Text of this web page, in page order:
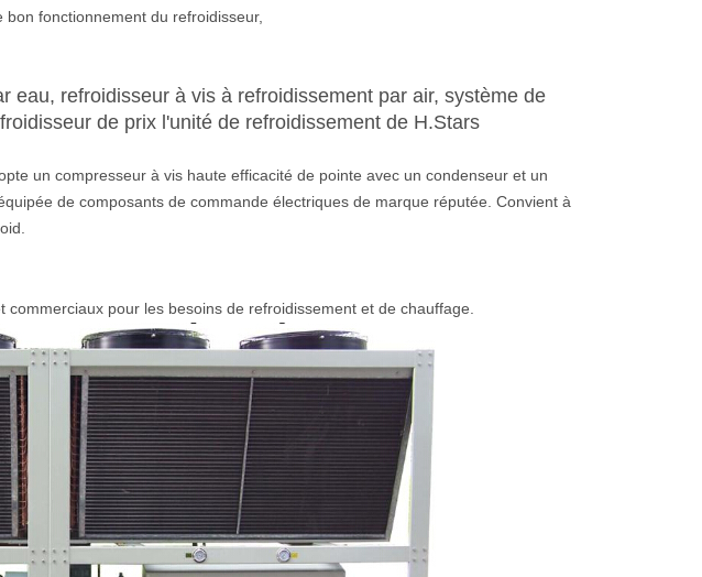
fonctionnement du refroidisseur,
eau, refroidisseur à vis à refroidissement par air, système de
de prix l'unité de refroidissement de H.Stars
un compresseur à vis haute efficacité de pointe avec un condenseur et un
de composants de commande électriques de marque réputée. Convient à
commerciaux pour les besoins de refroidissement et de chauffage.